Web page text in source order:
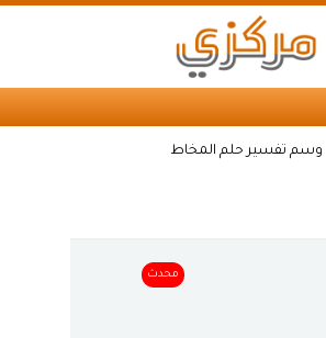
وسم تفسير حلم المخاط
محدث